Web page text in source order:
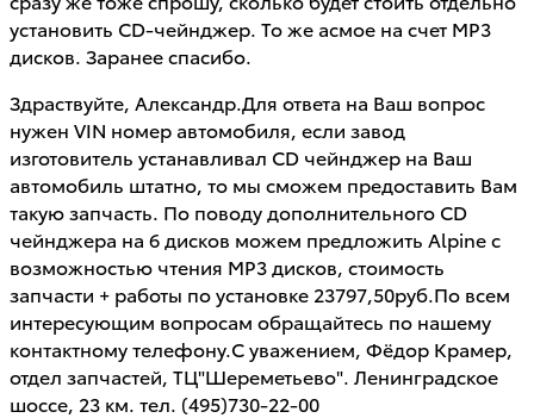
установить CD-чейнджер. То же асмое на счет MP3
дисков. Заранее спасибо.
Здраствуйте, Александр.Для ответа на Ваш вопрос
нужен VIN номер автомобиля, если завод
изготовитель устанавливал CD чейнджер на Ваш
автомобиль штатно, то мы сможем предоставить Вам
такую запчасть. По поводу дополнительного CD
чейнджера на 6 дисков можем предложить Alpinе c
возможностью чтения MP3 дисков, стоимость
запчасти + работы по установке 23797,50руб.По всем
интересующим вопросам обращайтесь по нашему
контактному телефону.С уважением, Фёдор Крамер,
отдел запчастей, ТЦ"Шереметьево". Ленинградское
шоссе, 23 км. тел. (495)730-22-00